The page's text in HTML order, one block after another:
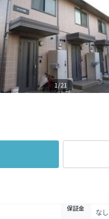
1/21
保証金 なし